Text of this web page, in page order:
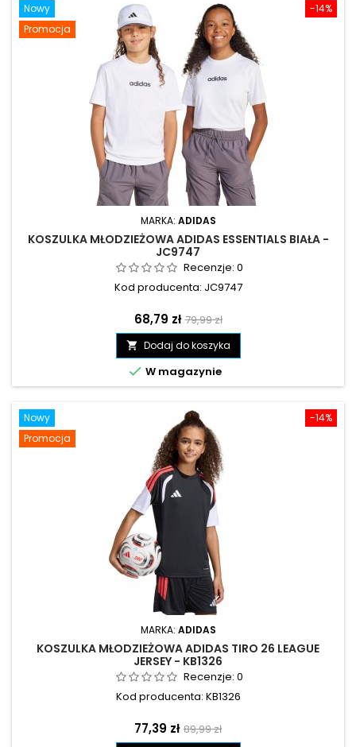
-14%
Nowy
Promocja
MARKA: ADIDAS
KOSZULKA MŁODZIEŻOWA ADIDAS ESSENTIALS BIAŁA -
JC9747
Recenzje: 0
Kod producenta: JC9747
Cena
68,79 zł Cena
podstawowa
79,99 zł
 Dodaj do koszyka
 W magazynie
-14%
Nowy
Promocja
MARKA: ADIDAS
KOSZULKA MŁODZIEŻOWA ADIDAS TIRO 26 LEAGUE
JERSEY - KB1326
Recenzje: 0
Kod producenta: KB1326
Cena
77,39 zł Cena
89,99 zł